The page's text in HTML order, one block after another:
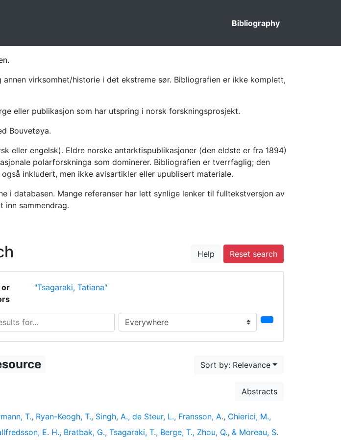
Bibliography
virksomhet/historie i det ekstreme sør. Bibliografien er ikke komplett,
eller publikasjon som har utspring i norsk forskningsprosjekt.
Bouvetøya.
eller engelsk). Eldre norske antarktispublikasjoner (den eldste er fra 1894)
polarforskninga som dominerer. Bibliografien er tverrfaglig; den
inkludert, men ikke avisartikler eller upublisert materiale.
i databasen. Mange referanser har lett synlige lenker til fulltekstversjon av
sammendrag.
Help Reset search
or
"Tsagaraki, Tatiana"
for... Search in...
Sort by: Relevance
Abstracts
T., Ryan-Keogh, T., Singh, A., de Steur, L., Fransson, A., Chierici, M.,
E. H., Bratbak, G., Tsagaraki, T., Berge, T., Zhou, Q., & Moreau, S.